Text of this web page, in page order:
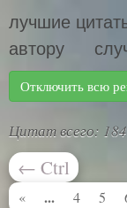
лучшие
автору
Отключить всю
Цитат всего:
← Ctrl
« ... 4 5